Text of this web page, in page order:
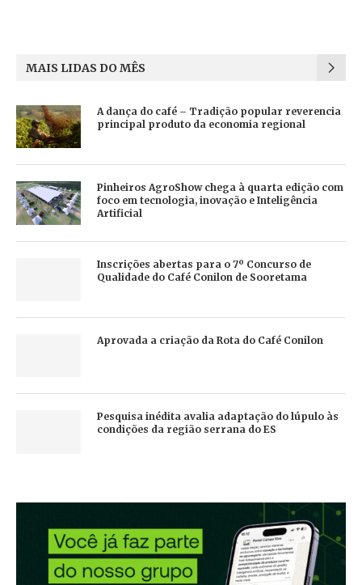
MAIS LIDAS DO MÊS
A dança do café – Tradição popular reverencia
principal produto da economia regional
Pinheiros AgroShow chega à quarta edição com
foco em tecnologia, inovação e Inteligência
Artificial
Inscrições abertas para o 7º Concurso de
Qualidade do Café Conilon de Sooretama
Aprovada a criação da Rota do Café Conilon
Pesquisa inédita avalia adaptação do lúpulo às
condições da região serrana do ES